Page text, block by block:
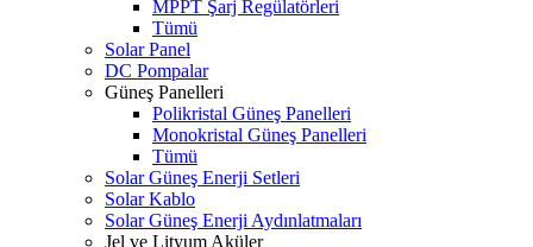
MPPT Şarj Regülatörleri
Tümü
Solar Panel
DC Pompalar
Güneş Panelleri
Polikristal Güneş Panelleri
Monokristal Güneş Panelleri
Tümü
Solar Güneş Enerji Setleri
Solar Kablo
Solar Güneş Enerji Aydınlatmaları
Jel ve Lityum Aküler